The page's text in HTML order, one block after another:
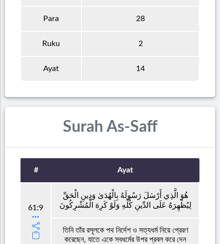
Para 28
Ruku 2
Ayat 14
Surah As-Saff
# Ayat
61:9
هُوَ الَّذِي أَرْسَلَ رَسُولَهُ بِالْهُدَىٰ وَدِينِ الْحَقِّ
لِيُظْهِرَهُ عَلَى الدِّينِ كُلِّهِ وَلَوْ كَرِهَ الْمُشْرِكُونَ
তিনি তাঁর রসূলকে পথ নির্দেশ ও সত্যধর্ম নিয়ে প্রেরণ
করেছেন, যাতে একে সবধর্মের উপর প্রবল করে দেন